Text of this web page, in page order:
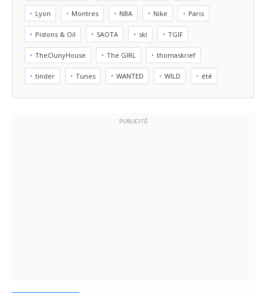
Lyon Montres NBA Nike Paris
Pistons & Oil SAOTA ski TGIF
TheClunyHouse The GIRL thomaskrief
tinder Tunes WANTED WILD été
PUBLICITÉ